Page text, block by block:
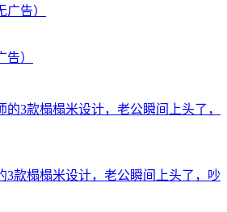
）
3款榻榻米设计，老公瞬间上头了，吵